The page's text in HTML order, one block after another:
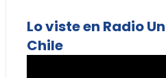
Lo viste en Radio
Chile